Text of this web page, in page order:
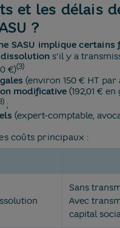
et les délais
?
SASU implique certains
dissolution s’il y a
€)(3)
(environ 150 € HT par
modificative (192,01 €
;
(expert-comptable,
coûts principaux :
Sans
Avec
capital